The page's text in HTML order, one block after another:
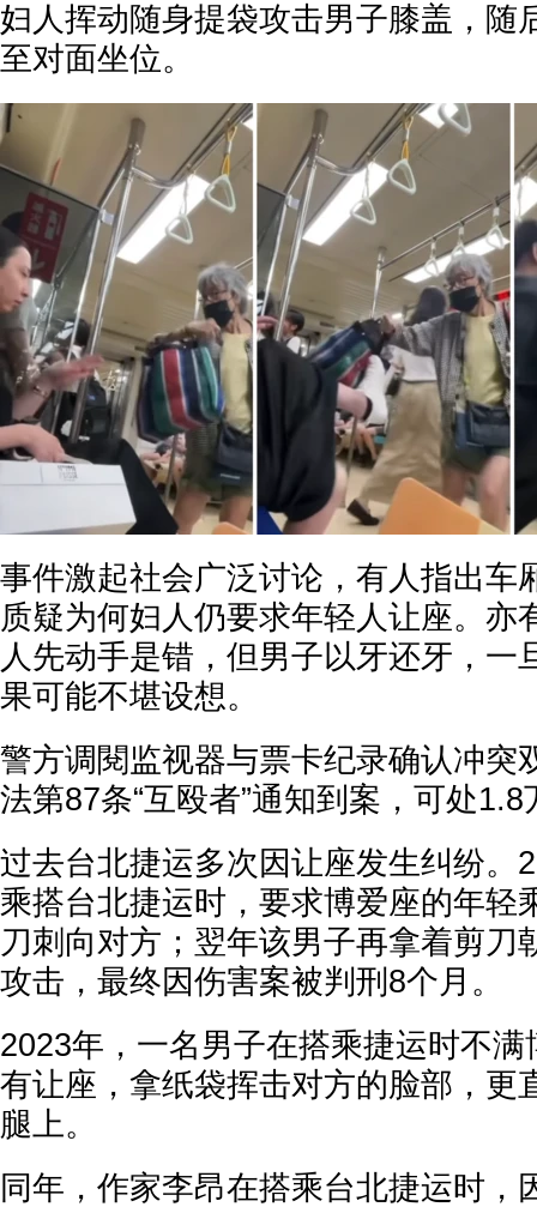
妇人挥动随身提袋攻击男子膝盖，随
至对面坐位。
事件激起社会广泛讨论，有人指出车
质疑为何妇人仍要求年轻人让座。亦
人先动手是错，但男子以牙还牙，一
果可能不堪设想。
警方调閱监视器与票卡纪录确认冲突
法第87条“互殴者”通知到案，可处1.8
过去台北捷运多次因让座发生纠纷。
乘搭台北捷运时，要求博爱座的年轻
刀刺向对方；翌年该男子再拿着剪刀
攻击，最终因伤害案被判刑8个月。
2023年，一名男子在搭乘捷运时不
有让座，拿纸袋挥击对方的脸部，更
腿上。
同年，作家李昂在搭乘台北捷运时，